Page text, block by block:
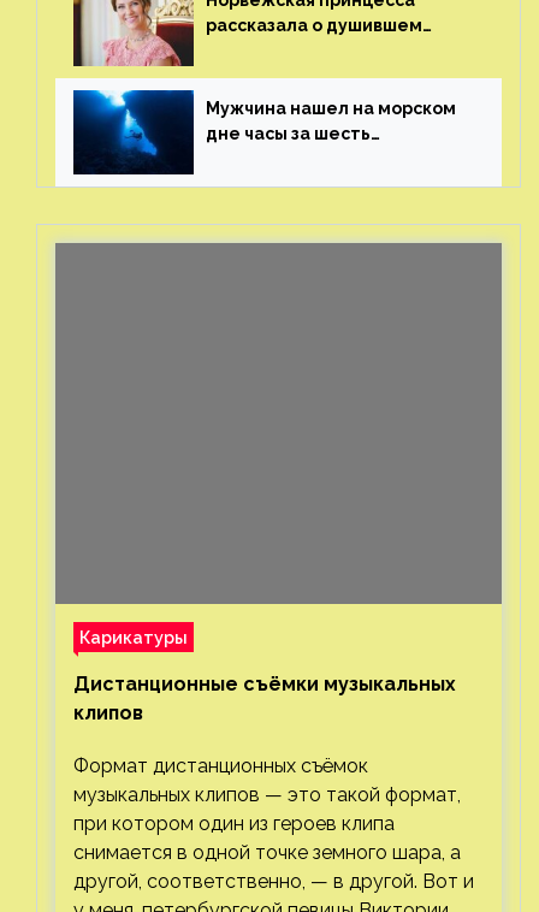
рассказала о душившем
генерала
Мужчина нашел на морском
дне часы за шесть
с помощью пластиковых
Карикатуры
Дистанционные съёмки музыкальных
клипов⁠⁠
Формат дистанционных съёмок
музыкальных клипов — это такой формат,
при котором один из героев клипа
снимается в одной точке земного шара, а
другой, соответственно, — в другой. Вот и